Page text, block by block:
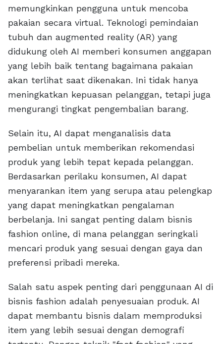
memungkinkan pengguna untuk mencoba
pakaian secara virtual. Teknologi pemindaian
tubuh dan augmented reality (AR) yang
didukung oleh AI memberi konsumen anggapan
yang lebih baik tentang bagaimana pakaian
akan terlihat saat dikenakan. Ini tidak hanya
meningkatkan kepuasan pelanggan, tetapi juga
mengurangi tingkat pengembalian barang.
Selain itu, AI dapat menganalisis data
pembelian untuk memberikan rekomendasi
produk yang lebih tepat kepada pelanggan.
Berdasarkan perilaku konsumen, AI dapat
menyarankan item yang serupa atau pelengkap
yang dapat meningkatkan pengalaman
berbelanja. Ini sangat penting dalam bisnis
fashion online, di mana pelanggan seringkali
mencari produk yang sesuai dengan gaya dan
preferensi pribadi mereka.
Salah satu aspek penting dari penggunaan AI di
bisnis fashion adalah penyesuaian produk. AI
dapat membantu bisnis dalam memproduksi
item yang lebih sesuai dengan demografi